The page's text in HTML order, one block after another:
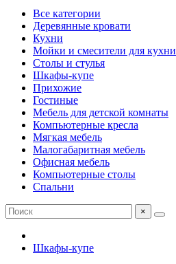
Все категории
Деревянные кровати
Кухни
Мойки и смесители для кухни
Столы и стулья
Шкафы-купе
Прихожие
Гостиные
Мебель для детской комнаты
Компьютерные кресла
Мягкая мебель
Малогабаритная мебель
Офисная мебель
Компьютерные столы
Спальни
×
Шкафы-купе